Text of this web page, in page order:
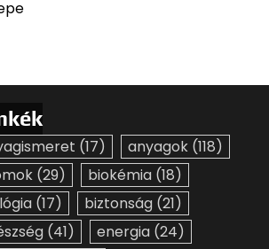
(17) anyagok (118)
(29) biokémia (18)
(17) biztonság (21)
(41) energia (24)